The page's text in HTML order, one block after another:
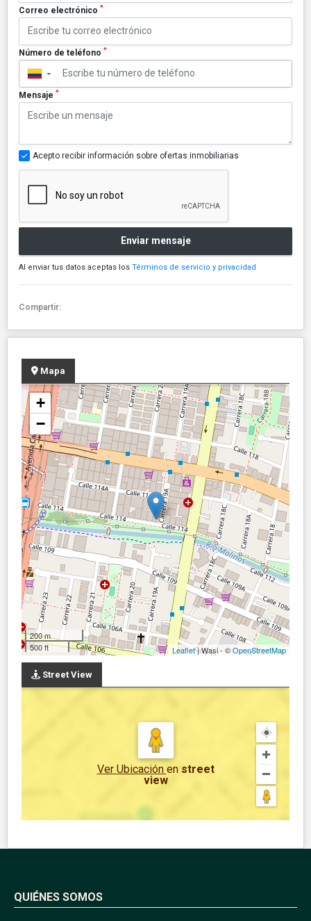
Correo electrónico *
Número de teléfono *
▼
Mensaje *
Acepto recibir información sobre ofertas inmobiliarias
Enviar mensaje
Al enviar tus datos aceptas los Términos de servicio y privacidad
Compartir:
Mapa
+
−
200 m
500 ft
Leaflet| Wasi - ©OpenStreetMap
Street View
Ver Ubicación en street
view
QUIÉNES SOMOS